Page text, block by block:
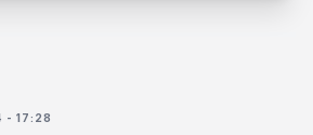
- 17:28